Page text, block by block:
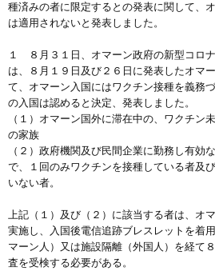
種済みの者に限定するとの発表に関して、
は適用されないと発表しました。
１ ８月３１日、オマーン政府の新型コロ
は、８月１９日及び２６日に発表したオマ
て、オマーン入国にはワクチン接種を義務
の入国は認めると決定、発表しました。
（１）オマーン国外に滞在中の、ワクチン
の家族
（２）政府機関及び民間企業に勤務し有効
で、１回のみワクチンを接種している者及
いない者。
上記（１）及び（２）に該当する者は、オ
実施し、入国後電信追跡ブレスレットを着
マーン人）又は施設隔離（外国人）を経て
査を受検する必要がある。